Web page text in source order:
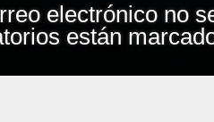
electrónico no
están